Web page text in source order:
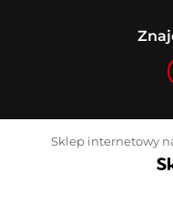
Sklep internetowy